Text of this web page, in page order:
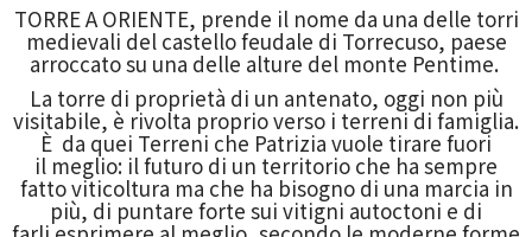
TORRE A ORIENTE, prende il nome da una delle torri
medievali del castellofeudale di Torrecuso, paese
arroccato su una delle alture del monte Pentime.
La torre di proprietà di un antenato, oggi non più
visitabile, è rivolta proprioverso i terreni di famiglia.
È da quei Terreni che Patrizia vuole tirare fuori
il meglio: il futuro di un territorio che ha sempre
fatto viticoltura ma che ha bisogno di una marcia in
più, di puntare forte sui vitigni autoctoni e di